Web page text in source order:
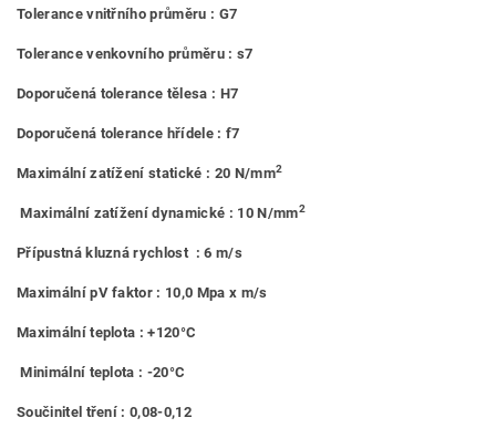
Tolerance vnitřního průměru : G7
Tolerance venkovního průměru : s7
Doporučená tolerance tělesa : H7
Doporučená tolerance hřídele : f7
Maximální zatížení statické : 20 N/mm2
Maximální zatížení dynamické : 10 N/mm2
Přípustná kluzná rychlost : 6 m/s
Maximální pV faktor : 10,0 Mpa x m/s
Maximální teplota : +120°C
Minimální teplota : -20°C
Součinitel tření : 0,08-0,12